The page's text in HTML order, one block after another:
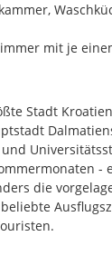
mit je
befinden sich
geräumiger
wird inklusive
angeboten.
01.10.2023
Meter
Stadt
-
die